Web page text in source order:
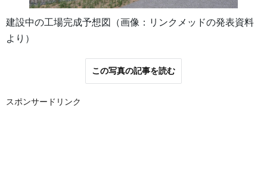
建設中の工場完成予想図（画像：リンクメッドの発表資料
より）
この写真の記事を読む
スポンサードリンク